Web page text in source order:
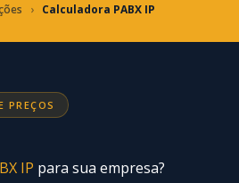
› Calculadora PABX IP
PREÇOS
IP para sua empresa?